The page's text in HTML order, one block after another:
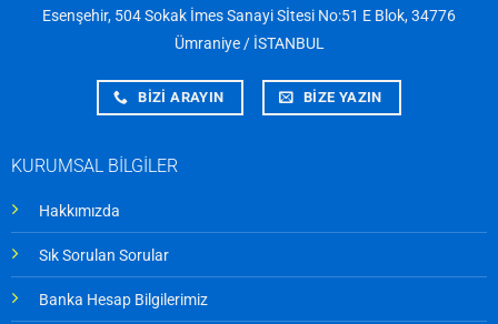
Esenşehir, 504 Sokak İmes Sanayi Sİtesi No:51 E Blok, 34776
Ümraniye / İSTANBUL
BİZİ ARAYIN BİZE YAZIN
KURUMSAL BİLGİLER
Hakkımızda
Sık Sorulan Sorular
Banka Hesap Bilgilerimiz